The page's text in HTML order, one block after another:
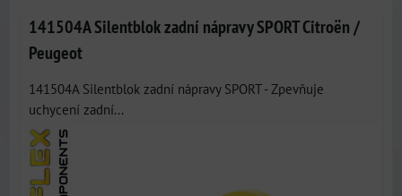
141504A Silentblok zadní nápravy SPORT Citroën /
Peugeot
141504A Silentblok zadní nápravy SPORT - Zpevňuje
uchycení zadní...